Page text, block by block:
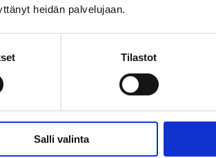
heidän palvelujaan.
Tilastot
Salli valinta